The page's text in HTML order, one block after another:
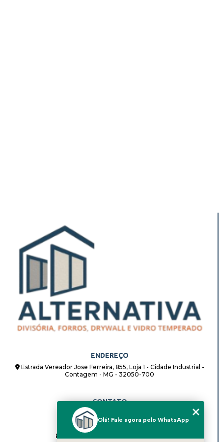
ENDEREÇO
Estrada Vereador Jose Ferreira, 855, Loja 1 - Cidade Industrial -
Contagem - MG - 32050-700
CONTATO
(31) 98862-8408
(31) 98862-8408
Olá! Fale agora pelo WhatsApp